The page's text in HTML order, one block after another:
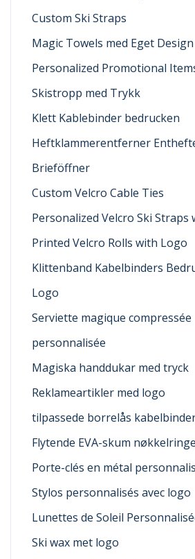
Custom Ski Straps
Magic Towels med Eget Design
Personalized Promotional
Skistropp med Trykk
Klett Kablebinder bedrucken
Heftklammerentferner
Brieföffner
Custom Velcro Cable Ties
Personalized Velcro Ski Straps
Printed Velcro Rolls with Logo
Klittenband Kabelbinders
Logo
Serviette magique compressée
personnalisée
Magiska handdukar med tryck
Reklameartikler med logo
tilpassede borrelås
Flytende EVA-skum
Porte-clés en métal
Stylos personnalisés avec logo
Lunettes de Soleil
Ski wax met logo